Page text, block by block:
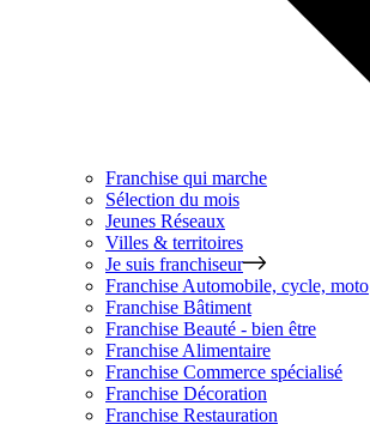
Franchise qui marche
Sélection du mois
Jeunes Réseaux
Villes & territoires
Je suis franchiseur
Franchise Automobile, cycle, moto
Franchise Bâtiment
Franchise Beauté - bien être
Franchise Alimentaire
Franchise Commerce spécialisé
Franchise Décoration
Franchise Restauration